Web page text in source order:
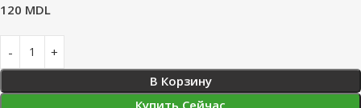
120 MDL
В Корзину
Купить Сейчас